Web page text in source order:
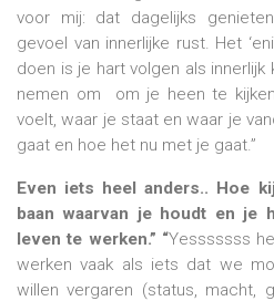
voor mij: dat dagelijks
gevoel van innerlijke rust. Het
doen is je hart volgen als
nemen om om je heen te
voelt, waar je staat en waar je
gaat en hoe het nu met je gaat.”
Even iets heel anders.. Hoe
baan waarvan je houdt en je
leven te werken.” “Yesssssss
werken vaak als iets dat we
willen vergaren (status, macht,